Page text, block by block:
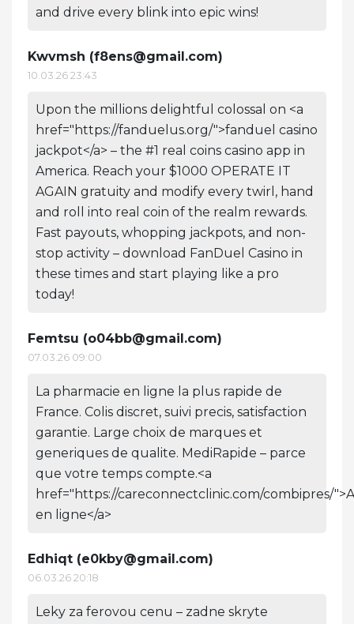
and drive every blink into epic wins!
Kwvmsh (f8ens@gmail.com)
10.03.26 23:43
Upon the millions delightful colossal on <a
href="https://fanduelus.org/">fanduel casino
jackpot</a> – the #1 real coins casino app in
America. Reach your $1000 OPERATE IT
AGAIN gratuity and modify every twirl, hand
and roll into real coin of the realm rewards.
Fast payouts, whopping jackpots, and non-
stop activity – download FanDuel Casino in
these times and start playing like a pro
today!
Femtsu (o04bb@gmail.com)
07.03.26 09:00
La pharmacie en ligne la plus rapide de
France. Colis discret, suivi precis, satisfaction
garantie. Large choix de marques et
generiques de qualite. MediRapide – parce
que votre temps compte.<a
href="https://careconnectclinic.com/combipres/
en ligne</a>
Edhiqt (e0kby@gmail.com)
06.03.26 20:18
Leky za ferovou cenu – zadne skryte